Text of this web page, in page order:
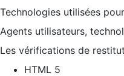
Technologies utilisées
Agents utilisateurs,
Les vérifications de
HTML 5